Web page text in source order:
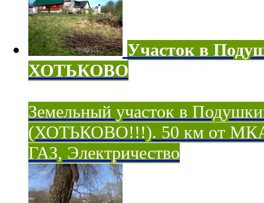
Участок в
ХОТЬКОВО
Земельный участок в
(ХОТЬКОВО!!!). 50 км от
ГАЗ, Электричество